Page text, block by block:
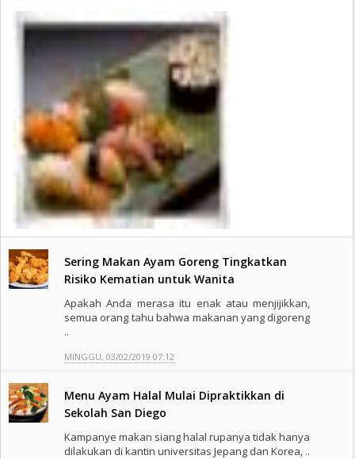
Sering Makan Ayam Goreng Tingkatkan
Risiko Kematian untuk Wanita
Apakah Anda merasa itu enak atau menjijikkan,
semua orang tahu bahwa makanan yang digoreng
..
MINGGU, 03/02/2019 07:12
Menu Ayam Halal Mulai Dipraktikkan di
Sekolah San Diego
Kampanye makan siang halal rupanya tidak hanya
dilakukan di kantin universitas Jepang dan Korea, ..